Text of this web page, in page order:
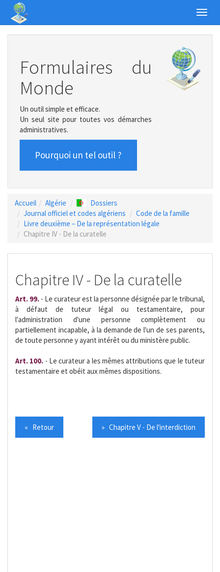
Formulaires du
Monde
Un outil simple et efficace.
Un seul site pour toutes vos démarches
administratives.
Pourquoi un tel outil ?
Accueil Algérie
Dossiers
Journal officiel et codes algériens
Code de la famille
Livre deuxième – De la représentation légale
Chapitre IV - De la curatelle
Chapitre IV - De la curatelle
Art. 99. - Le curateur est la personne désignée par le tribunal,
à défaut de tuteur légal ou testamentaire, pour
l'administration d'une personne complètement ou
partiellement incapable, à la demande de l'un de ses parents,
de toute personne y ayant intérêt ou du ministère public.
Art. 100. - Le curateur a les mêmes attributions que le tuteur
testamentaire et obéit aux mêmes dispositions.
« Retour » Chapitre V - De l'interdiction